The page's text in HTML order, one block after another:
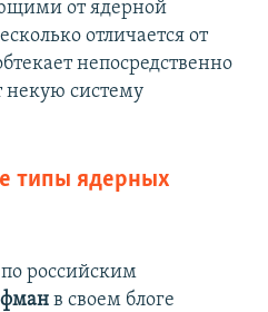
от ядерной
отличается от
непосредственно
некую систему
типы ядерных
российским
в своем блоге